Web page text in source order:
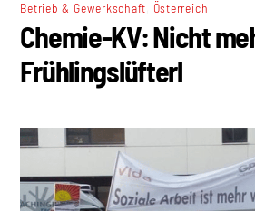
Betrieb & Gewerkschaft Österreich
Chemie-KV: Nicht
Frühlingslüfterl